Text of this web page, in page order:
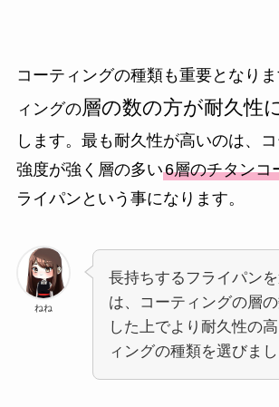
コーティングの種類も重要となり
ィングの層の数の方が耐久性
します。最も耐久性が高いのは、
強度が強く層の多い6層のチタンコ
ライパンという事になります。
ねね
長持ちするフライパン
は、コーティングの層
した上でより耐久性の
ィングの種類を選びま